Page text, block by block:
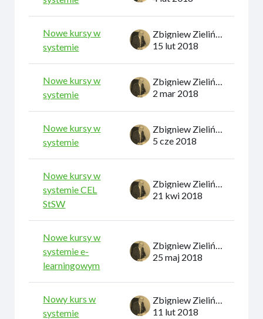
Nowe kursy w
systemie
15 lut 2018
Nowe kursy w
systemie
2 mar 2018
Nowe kursy w
systemie
5 cze 2018
Nowe kursy w
systemie CEL
StSW
21 kwi 2018
Nowe kursy w
systemie e-
learningowym
25 maj 2018
Nowy kurs w
systemie
11 lut 2018